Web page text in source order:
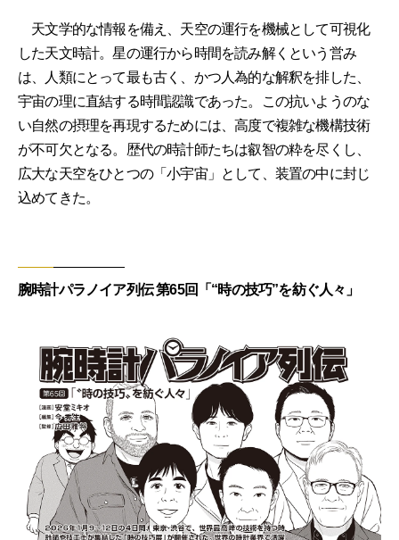
天文学的な情報を備え、天空の運行を機械として可視化
した天文時計。星の運行から時間を読み解くという営み
は、人類にとって最も古く、かつ人為的な解釈を排した、
宇宙の理に直結する時間認識であった。この抗いようのな
い自然の摂理を再現するためには、高度で複雑な機構技術
が不可欠となる。歴代の時計師たちは叡智の粋を尽くし、
広大な天空をひとつの「小宇宙」として、装置の中に封じ
込めてきた。
腕時計パラノイア列伝 第65回「“時の技巧”を紡ぐ人々」